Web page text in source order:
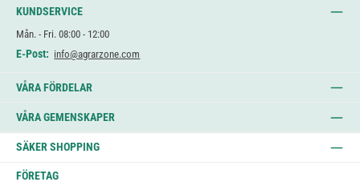
KUNDSERVICE
Mån. - Fri. 08:00 - 12:00
E-Post: info@agrarzone.com
VÅRA FÖRDELAR
VÅRA GEMENSKAPER
SÄKER SHOPPING
FÖRETAG